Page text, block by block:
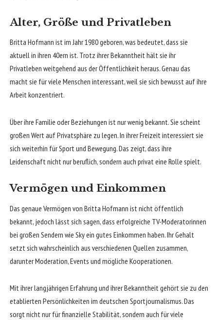
Alter, Größe und Privatleben
Britta Hofmann ist im Jahr 1980 geboren, was bedeutet, dass sie
aktuell in ihren 40ern ist. Trotz ihrer Bekanntheit hält sie ihr
Privatleben weitgehend aus der Öffentlichkeit heraus. Genau das
macht sie für viele Menschen interessant, weil sie sich bewusst auf ihre
Arbeit konzentriert.
Über ihre Familie oder Beziehungen ist nur wenig bekannt. Sie scheint
großen Wert auf Privatsphäre zu legen. In ihrer Freizeit interessiert sie
sich weiterhin für Sport und Bewegung. Das zeigt, dass ihre
Leidenschaft nicht nur beruflich, sondern auch privat eine Rolle spielt.
Vermögen und Einkommen
Das genaue Vermögen von Britta Hofmann ist nicht öffentlich
bekannt, jedoch lässt sich sagen, dass erfolgreiche TV-Moderatorinnen
bei großen Sendern wie Sky ein gutes Einkommen haben. Ihr Gehalt
setzt sich wahrscheinlich aus verschiedenen Quellen zusammen,
darunter Moderation, Events und mögliche Kooperationen.
Mit ihrer langjährigen Erfahrung und ihrer Bekanntheit gehört sie zu den
etablierten Persönlichkeiten im deutschen Sportjournalismus. Das
sorgt nicht nur für finanzielle Stabilität, sondern auch für viele